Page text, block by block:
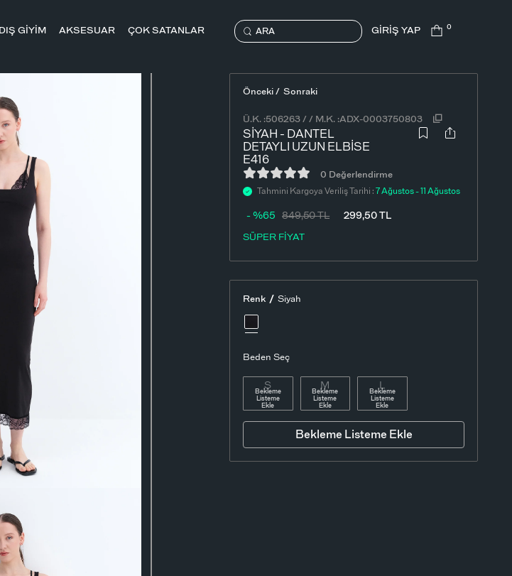
DIŞ GİYİM AKSESUAR ÇOK SATANLAR ARA GİRİŞ YAP 0
Önceki / Sonraki
Ü.K. :506263 // M.K. :ADX-0003750803
SIYAH - DANTEL
DETAYLI UZUN ELBISE
E416
0 Değerlendirme
Tahmini Kargoya Veriliş Tarihi :7 Ağustos - 11 Ağustos
SÜPER FİYAT
849,50TL 299,50TL
- %65
Renk / Siyah
Beden Seç
S
Bekleme
Listeme
Ekle
M
Bekleme
Listeme
Ekle
L
Bekleme
Listeme
Ekle
Bekleme Listeme Ekle